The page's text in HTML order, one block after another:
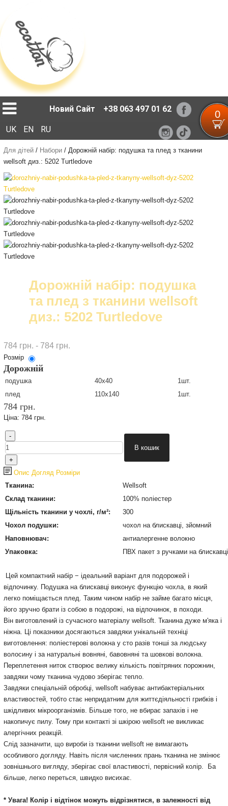
Новий Сайт +38 063 497 01 62 0
UK EN RU
Для дітей/ Набори / Дорожній набір: подушка та плед з тканини
wellsoft диз.: 5202 Turtledove
Дорожній набір: подушка
та плед з тканини wellsoft
диз.: 5202 Turtledove
784 грн. - 784 грн.
Розмір
Дорожній
подушка 40х40
1шт.
плед
110х140 1шт.
784 грн.
Ціна: 784 грн.
Опис Догляд Розміри
Тканина:
Wellsoft
Склад тканини:
100% поліестер
Щільність тканини у чохлі, г/м²:
300
Чохол подушки:
чохол на блискавці, зйомний
Наповнювач:
антиалергенне волокно
Упаковка:
ПВХ пакет з ручками на блискавці
Цей компактний набір − ідеальний варіант для подорожей і
відпочинку. Подушка на блискавці виконує функцію чохла, в який
легко поміщається плед. Таким чином набір не займе багато місця,
його зручно брати із собою в подорожі, на відпочинок, в походи.
Він виготовлений із сучасного матеріалу wellsoft. Тканина дуже м'яка і
ніжна. Ці показники досягаються завдяки унікальній техніці
виготовлення: поліестерові волокна у сто разів тонші за людську
волосину і за натуральні вовняні, бавовняні та шовкові волокна.
Переплетення ниток створює велику кількість повітряних порожнин,
завдяки чому тканина чудово зберігає тепло.
Завдяки спеціальній обробці, wellsoftнабуває антибактеріальних
властивостей, тобто стає непридатним для життєдіяльності грибків і
шкідливих мікроорганізмів. Більше того, не вбирає запахів і не
накопичує пилу. Тому при контакті зі шкірою wellsoft не викликає
алергічних реакцій.
Слід зазначити, що вироби із тканини wellsoft не вимагають
особливого догляду. Навіть після численних прань тканина не змінює
зовнішнього вигляду, зберігає свої властивості, первісний колір. Ба
більше, легко переться, швидко висихає.
* Увага! Колір і відтінок можуть відрізнятися, в залежності від